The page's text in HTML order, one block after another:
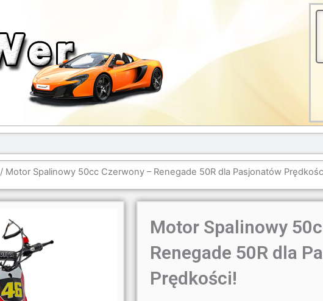
/ Motor Spalinowy 50cc Czerwony – Renegade 50R dla Pasjonatów
Motor Spalinowy
Renegade 50R dla
Prędkości!